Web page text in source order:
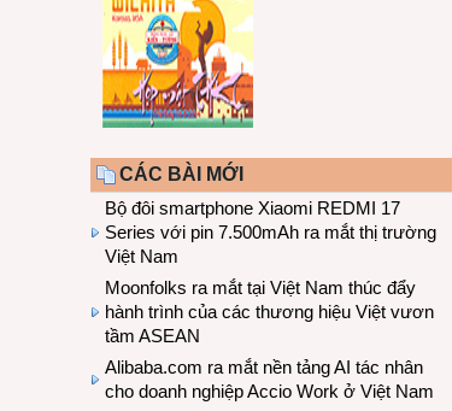
CÁC BÀI MỚI
Bộ đôi smartphone Xiaomi REDMI 17
Series với pin 7.500mAh ra mắt thị trường
Việt Nam
Moonfolks ra mắt tại Việt Nam thúc đẩy
hành trình của các thương hiệu Việt vươn
tầm ASEAN
Alibaba.com ra mắt nền tảng AI tác nhân
cho doanh nghiệp Accio Work ở Việt Nam